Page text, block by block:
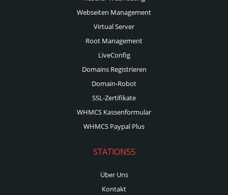
Webseiten Management
Virtual Server
Root Management
LiveConfig
Domains Registrieren
Domain-Robot
SSL-Zertifikate
WHMCS Kassenformular
WHMCS Paypal Plus
STATION55
Über Uns
Kontakt